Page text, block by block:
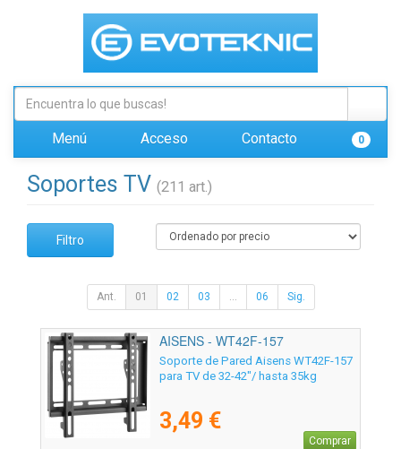
Menú Acceso Contacto 0
Soportes TV (211 art.)
Filtro
Ant. 01 02 03 ... 06 Sig.
AISENS - WT42F-157
Soporte de Pared Aisens WT42F-157
para TV de 32-42"/ hasta 35kg
3,49 €
Comprar